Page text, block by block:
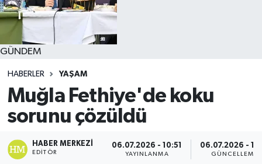
GÜNDEM
HABERLER YAŞAM
Muğla Fethiye'de koku
sorunu çözüldü
HABER MERKEZI
EDITÖR
06.07.2026 - 10:51
YAYINLANMA
06.07.2026 -
GÜNCELLEME